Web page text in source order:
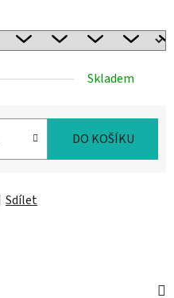
Skladem
DO KOŠÍKU
Sdílet